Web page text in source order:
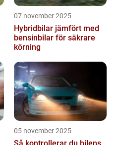
07 november 2025
Hybridbilar jämfört med
bensinbilar för säkrare
körning
05 november 2025